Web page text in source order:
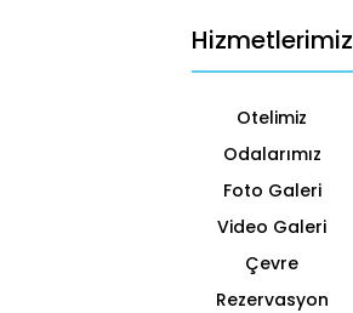
Hizmetlerimiz
Otelimiz
Odalarımız
Foto Galeri
Video Galeri
Çevre
Rezervasyon